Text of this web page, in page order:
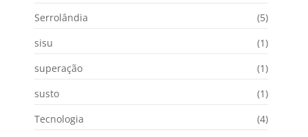
Serrolândia
(5)
sisu
(1)
superação
(1)
susto
(1)
Tecnologia
(4)